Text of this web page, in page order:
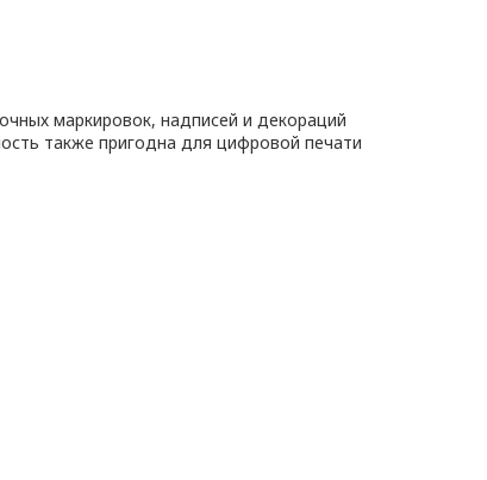
маркировок, надписей и декораций
также пригодна для цифровой печати